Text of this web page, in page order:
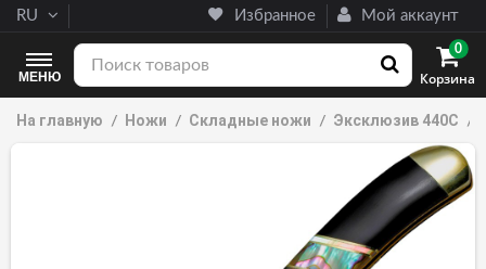
Избранное Мой аккаунт
RU
Корзина
0
МЕНЮ
На главную Ножи Складные ножи Эксклюзив 440С